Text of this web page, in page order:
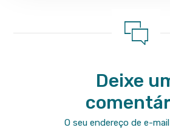
Deixe
O seu endereço de e-